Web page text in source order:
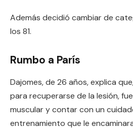
Además decidió cambiar de
los 81.
Rumbo a París
Dajomes, de 26 años, explica
para recuperarse de la lesión,
muscular y contar con un
entrenamiento que le